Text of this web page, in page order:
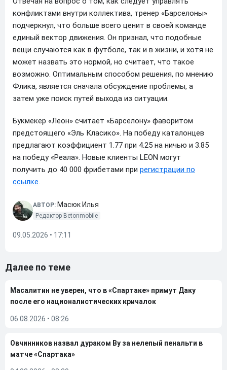
конфликтами внутри коллектива, тренер «Барселоны»
подчеркнул, что больше всего ценит в своей команде
единый вектор движения. Он признал, что подобные
вещи случаются как в футболе, так и в жизни, и хотя не
может назвать это нормой, но считает, что такое
возможно. Оптимальным способом решения, по мнению
Флика, является сначала обсуждение проблемы, а
затем уже поиск путей выхода из ситуации.
Букмекер «Леон» считает «Барселону» фаворитом
предстоящего «Эль Класико». На победу каталонцев
предлагают коэффициент 1.77 при 4.25 на ничью и 3.85
на победу «Реала». Новые клиенты LEON могут
получить до 40 000 фрибетами при регистрации по
ссылке.
АВТОР: Масюк Илья
Редактор Betonmobile
09.05.2026 • 17:11
Далее по теме
Масалитин не уверен, что в «Спартаке» примут Даку
после его националистических кричалок
06.08.2026 • 08:26
Овчинников назвал дураком Ву за нелепый пенальти в
матче «Спартака»